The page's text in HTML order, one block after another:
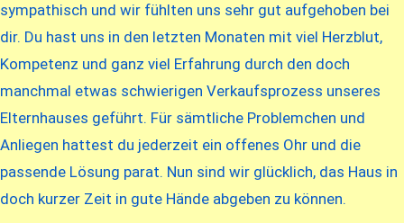
sympathisch und wir fühlten uns sehr gut aufgehoben bei
dir. Du hast uns in den letzten Monaten mit viel Herzblut,
Kompetenz und ganz viel Erfahrung durch den doch
manchmal etwas schwierigen Verkaufsprozess unseres
Elternhauses geführt. Für sämtliche Problemchen und
Anliegen hattest du jederzeit ein offenes Ohr und die
passende Lösung parat. Nun sind wir glücklich, das Haus in
doch kurzer Zeit in gute Hände abgeben zu können.